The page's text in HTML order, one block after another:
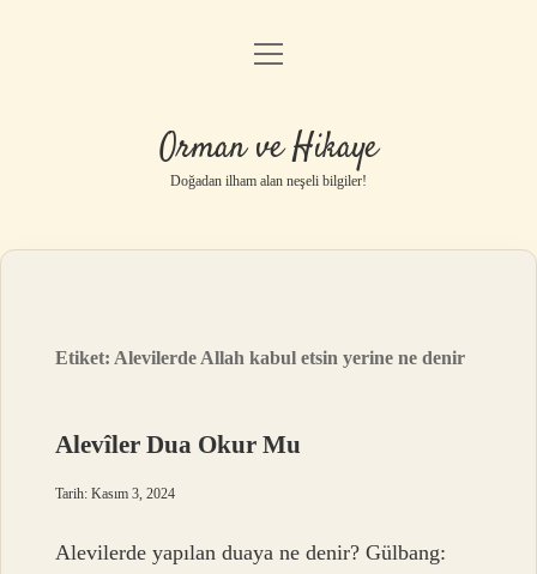
Anasayfa
Yasal Uyarı
menüyü
Orman ve Hikaye
Doğadan ilham alan neşeli bilgiler!
Etiket: Alevilerde Allah kabul etsin yerine ne denir
Alevîler Dua Okur Mu
Tarih: Kasım 3, 2024
Alevilerde yapılan duaya ne denir? Gülbang: